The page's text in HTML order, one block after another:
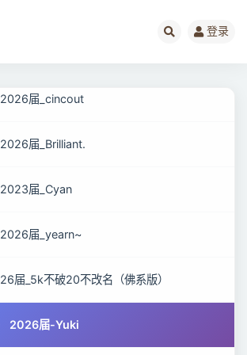
登录
2026届_cincout
2026届_Brilliant.
2023届_Cyan
2026届_yearn~
26届_5k不破20不改名（佛系版）
2026届-Yuki